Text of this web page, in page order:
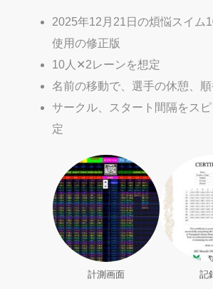
2025年12月21日の煩悩スイム
使用の修正版
10人✕2レーンを想定
名前の移動で、選手の休憩、
サークル、スタート間隔をス
定
計測画面 記